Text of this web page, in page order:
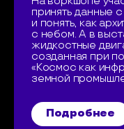
принять данные
и понять, как
с небом. А в
жидкостные
созданная при
«Космос как
земной
Подробнее